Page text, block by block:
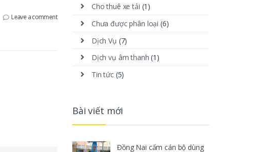
Leave a comment
Cho thuê xe tải (1)
Chưa được phân loại (6)
Dịch Vụ (7)
Dịch vụ âm thanh (1)
Tin tức(5)
Bài viết mới
Đồng Nai cấm cán bộ dùng